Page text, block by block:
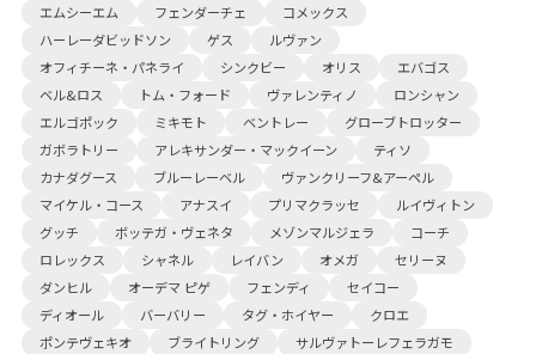
エムシーエム
フェンダーチェ
コメックス
ハーレーダビッドソン
ゲス
ルヴァン
オフィチーネ・パネライ
シンクビー オリス
エバゴス
ベル&ロス
トム・フォード ヴァレンティノ
ロンシャン
エルゴポック
ミキモト ベントレー
グローブトロッター
ガボラトリー
アレキサンダー・マックイーン
ティソ
カナダグース
ブルーレーベル
ヴァンクリーフ&アーペル
マイケル・コース
アナスイ プリマクラッセ
ルイヴィトン
グッチ
ボッテガ・ヴェネタ メゾンマルジェラ
コーチ
ロレックス
シャネル レイバン オメガ
セリーヌ
ダンヒル
オーデマ ピゲ フェンディ
セイコー
ディオール
バーバリー タグ・ホイヤー
クロエ
ポンテヴェキオ
ブライトリング サルヴァトーレフェラガモ